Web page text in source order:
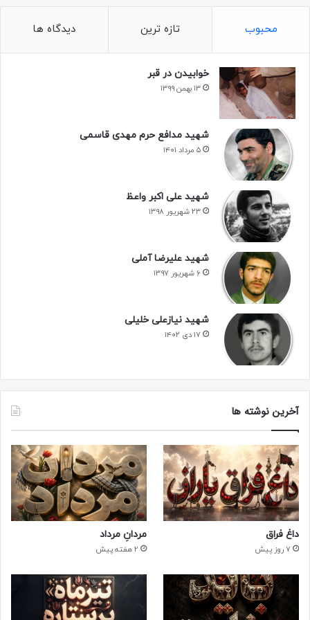
شکر می کنم خدا را که سعادت نصیبم شد تا بتوانم به ندای امام
عزیز لبیک بگویم و در جبهه ها حضور یابم و از راه اعتلای قرآن و
بود، به طوری که پیامبر گرامی اسلام (ص) می فرماید:
والله دوست دارم شهید بشوم در راه خدا و بارها زنده شوم و بارها
شهید شوم.
همچنین حضرت علی(ع) بعد از ضربت خوردن می فرماید:
به خدای کعبه رستگار شدم.
پس شما ای دشمنان اسلام!
بدانید که مسلمانان، شهادت را مایه رستگاری و عزت و شرف می
دانند و تا آخرین قطره خونشان در راه پیشبرد اهداف اسلامی، نبرد
و مبارزه خواهند کرد
و شما ای ملت مسلمان!
جبهه ها را فراموش نکنید و با حضور در جبهه ها، ایمان خود را
جهاد نمی روند، ناقص الایمان هستند.
والله شور و حالی که جبهه ها دارند در هیچ کجا نمی یابید زیرا در
جبهه رابطه بنده با مولا، خالق و مخلوق، رازق و مرزوق و عابد و
معبود برقرار است
و شما ای جوانان!
شما که توان بیشتری دارید، جبهه ها را خالی نگذارید و توجه
داشته باشید که علی(ع) می فرماید: بهترین چیزی که اهل توسل
به خدا، به آن متوسل می شوند، حضور در جبهه است.
محبوب تازه ترین دیدگاه ها
خوابیدن در قبر
۱۳ بهمن ۱۳۹۹
شهید مدافع حرم مهدی قاسمی
۵ مرداد ۱۴۰۱
شهید علی اکبر واعظ
۲۳ شهریور ۱۳۹۸
شهید علیرضا آملی
۶ شهریور ۱۳۹۷
شهید نیازعلی خلیلی
۱۷ دی ۱۴۰۲
آخرین نوشته ها
داغ فراق
7 روز پیش
مردانِ مرداد
2 هفته پیش